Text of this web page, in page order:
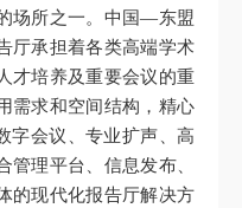
场所之一。中国—东盟
厅承担着各类高端学术
才培养及重要会议的重
需求和空间结构，精心
字会议、专业扩声、高
管理平台、信息发布、
的现代化报告厅解决方